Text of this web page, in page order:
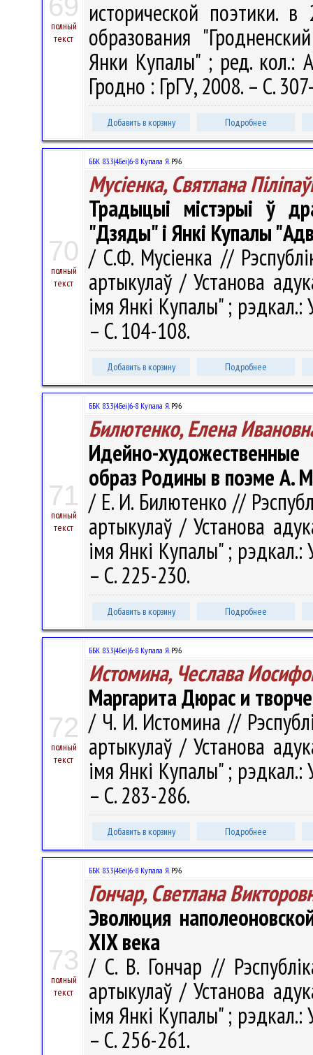
69
полный
текст
исторической поэтики.
образования
Янки Купалы" ; ред. кол.:
Гродно : ГрГУ, 2008. – С.
Добавить в корзину Подробнее
70
полный
текст
ББК 83.3(4Беі)6-8 Купала Я.Р96
Мусіенка, Святлана
Традыцыі містэрыі ў
"Дзяды" і Янкі Купалы
/ С.Ф. Мусіенка //
артыкулаў / Установа
імя Янкі Купалы" ;
– С. 104-108.
Добавить в корзину Подробнее
71
полный
текст
ББК 83.3(4Беі)6-8 Купала Я.Р96
Билютенко, Елена
Идейно-
образ Родины в поэме А.
/ Е. И. Билютенко //
артыкулаў / Установа
імя Янкі Купалы" ;
– С. 225-230.
Добавить в корзину Подробнее
72
полный
текст
ББК 83.3(4Беі)6-8 Купала Я.Р96
Истомина, Чеслава
Маргарита Дюрас и
/ Ч. И. Истомина //
артыкулаў / Установа
імя Янкі Купалы" ;
– С. 283-286.
Добавить в корзину Подробнее
73
полный
текст
ББК 83.3(4Беі)6-8 Купала Я.Р96
Гончар, Светлана
Эволюция
XIX века
/ С. В. Гончар //
артыкулаў / Установа
імя Янкі Купалы" ;
– С. 256-261.